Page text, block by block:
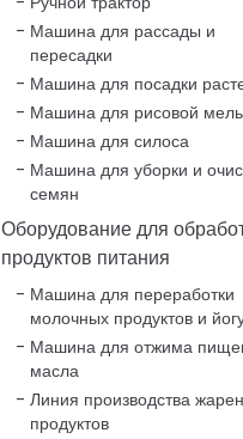
Машина для рассады и
пересадки
Машина для посадки
Машина для рисовой
Машина для силоса
Машина для уборки и
семян
Оборудование для
продуктов питания
Машина для переработки
молочных продуктов и
Машина для отжима
масла
Линия производства
продуктов